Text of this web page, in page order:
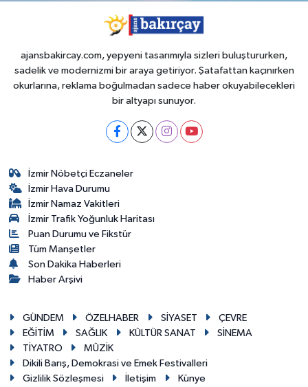
ajansbakircay.com, yepyeni tasarımıyla sizleri buluştururken,
sadelik ve modernizmi bir araya getiriyor. Şatafattan kaçınırken
okurlarına, reklama boğulmadan sadece haber okuyabilecekleri
bir altyapı sunuyor.
İzmir Nöbetçi Eczaneler
İzmir Hava Durumu
İzmir Namaz Vakitleri
İzmir Trafik Yoğunluk Haritası
Puan Durumu ve Fikstür
Tüm Manşetler
Son Dakika Haberleri
Haber Arşivi
GÜNDEM ÖZELHABER SİYASET
ÇEVRE
EĞİTİM
SAĞLIK KÜLTÜR SANAT
SİNEMA
TİYATRO
MÜZİK
Dikili Barış, Demokrasi ve Emek Festivalleri
Gizlilik Sözleşmesi
İletişim Künye